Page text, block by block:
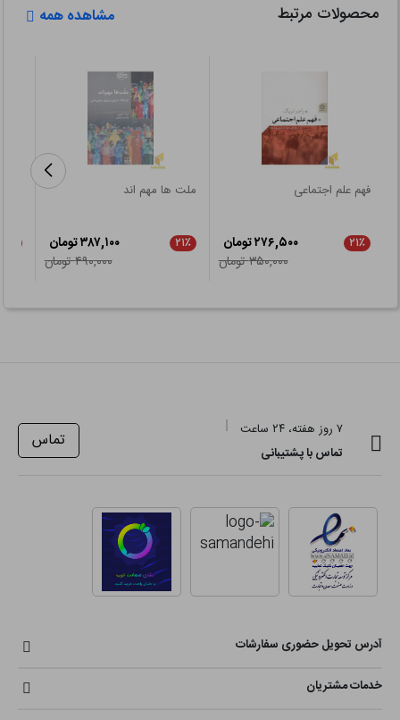
محصولات مرتبط مشاهده همه
فهم علم اجتماعی
۲۱٪
۲۷۶,۵۰۰ تومان
۳۵۰,۰۰۰ تومان
ملت ها مهم اند
۲۱٪
۳۸۷,۱۰۰ تومان
۴۹۰,۰۰۰ تومان
۷ روز هفته، ۲۴ ساعت
تماس با پشتیبانی
تماس
آدرس تحویل حضوری سفارشات
خدمات مشتریان